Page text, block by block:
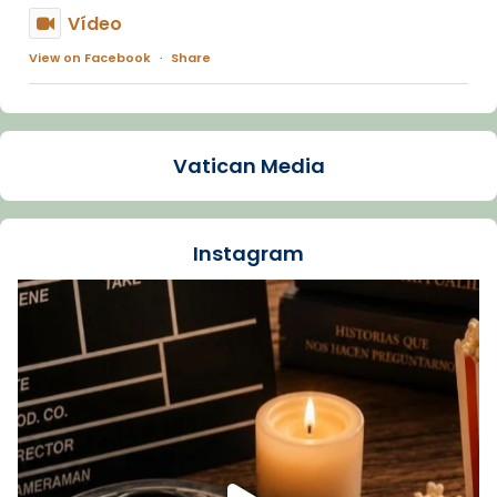
Vídeo
View on Facebook · Share
Arquebisbat de Barcelona
La Carmina va patir depressió. Fa gairebé
dos mesos, a l'Estadi Lluís Companys, la
Recupera l'entrevista comp
Vatican
tican News 👇
www.vaticannews.va/es/iglesia/news/2026-
07/carmina-historia-depresion-papa-viaje-
espana-testimoni...
Foto
Vatican Media
Instagram